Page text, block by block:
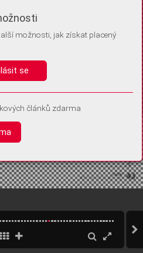
do vašeho zařízení, abychom se
je kdykoli později upravit ve Správě
možnosti, jak získat placený
se
článků zdarma